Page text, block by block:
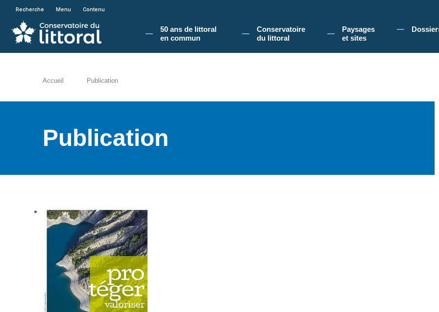
En poursuivant votre navigation sur le site du Conservatoire du littoral, vous acceptez l'utilisation de cookies pour vous
Recherche Menu Contenu
50 ans de littoral
en commun​
Conservatoire
du littoral
Paysages
et sites
Accueil Publication
Publication